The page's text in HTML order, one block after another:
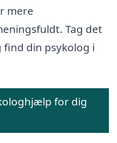
mere
Tag det
din psykolog i
for dig